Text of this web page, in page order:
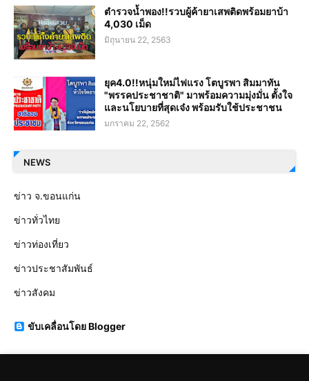
ตำรวจน้ำพอง!!รวบผู้ค้ายาเสพติดพร้อมยาบ้า
4,030 เม็ด
มิถุนายน 22, 2563
ยุค4.0!!หนุ่มใหม่ไฟแรง โตบูรพา สิมมาทัน
"พรรคประชาชาติ" มาพร้อมความมุ่งมั่น ตั้งใจ
และนโยบายที่สุดเจ๋ง พร้อมรับใช้ประชาชน
มกราคม 22, 2562
NEWS
ข่าว จ.ขอนแก่น
ข่าวทั่วไทย
ข่าวท่องเที่ยว
ข่าวประชาสัมพันธ์
ข่าวสังคม
ขับเคลื่อนโดย Blogger